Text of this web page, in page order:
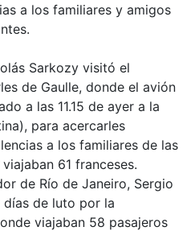
a los familiares y amigos
Sarkozy visitó el
de Gaulle, donde el avión
a las 11.15 de ayer a la
para acercarles
a los familiares de las
61 franceses.
de Río de Janeiro, Sergio
de luto por la
viajaban 58 pasajeros